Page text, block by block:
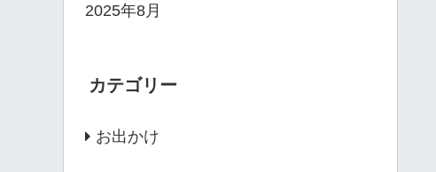
2025年8月
カテゴリー
お出かけ